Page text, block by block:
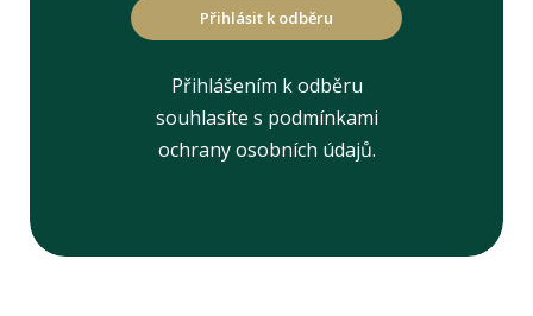
Přihlásit k odběru
Přihlášením k odběru
souhlasíte s podmínkami
ochrany osobních údajů.